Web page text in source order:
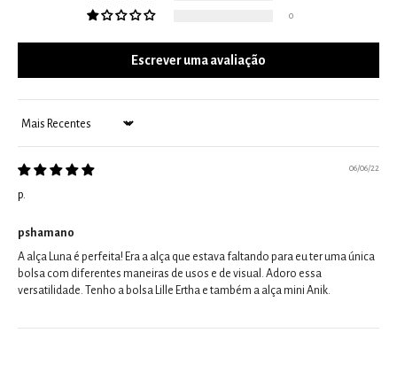
0
Escrever uma avaliação
Sort by
06/06/22
p.
pshamano
A alça Luna é perfeita! Era a alça que estava faltando para eu ter uma única
bolsa com diferentes maneiras de usos e de visual. Adoro essa
versatilidade. Tenho a bolsa Lille Ertha e também a alça mini Anik.